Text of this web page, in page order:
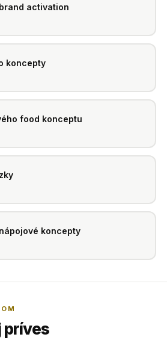
activation
koncepty
food konceptu
koncepty
príves